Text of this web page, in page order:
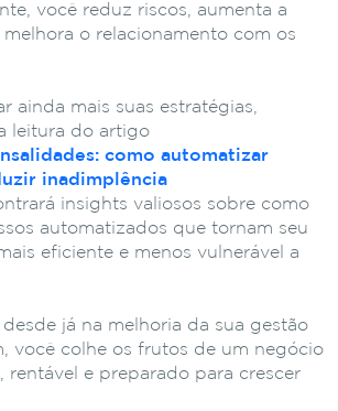
você reduz riscos, aumenta a
o relacionamento com os
ainda mais suas estratégias,
leitura do artigo
como automatizar
inadimplência
insights valiosos sobre como
automatizados que tornam seu
eficiente e menos vulnerável a
já na melhoria da sua gestão
você colhe os frutos de um negócio
rentável e preparado para crescer